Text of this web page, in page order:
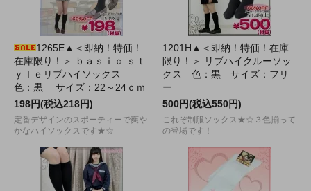
1265E▲＜即納！特価！
在庫限り！＞ ｂａｓｉｃ ｓｔ
ｙｌｅリブハイソックス
色：黒 サイズ：22～24ｃｍ
198円(税込218円)
定番デザインのスポーティーで爽や
かなハイソックスです★☆
1201H▲＜即納！特価！在庫
限り！＞ リブハイクルーソッ
クス 色：黒 サイズ：フリ
ー
500円(税込550円)
これぞ制服ソックス★☆３色揃って
の登場です！